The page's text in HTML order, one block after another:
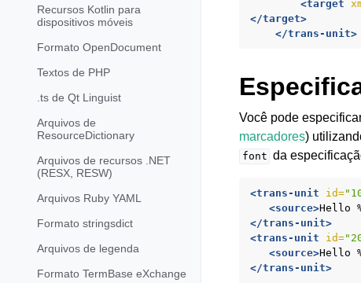
Recursos Kotlin para
dispositivos móveis
Formato OpenDocument
Textos de PHP
.ts de Qt Linguist
Arquivos de
ResourceDictionary
Arquivos de recursos .NET
(RESX, RESW)
Arquivos Ruby YAML
Formato stringsdict
Arquivos de legenda
Formato TermBase eXchange
<target
</target>
</trans-unit>
Você pode
marcadores)
font da
<trans-unit id=
<source>Hello
</trans-unit>
<trans-unit
id=
<source>Hello
</trans-unit>